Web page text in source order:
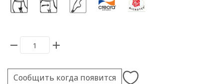
Сообщить когда появится